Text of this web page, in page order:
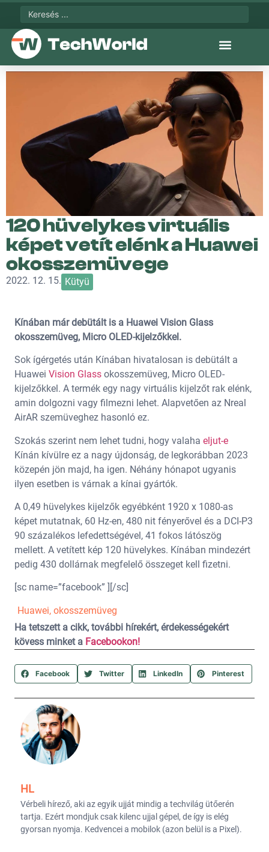
120 hüvelykes virtuális
képet vetít elénk a Huawei
okosszemüvege
2022. 12. 15. Kütyü
Kínában már debütált is a Huawei Vision Glass
okosszemüveg, Micro OLED-kijelzőkkel.
Sok ígérgetés után Kínában hivatalosan is debütált a
Huawei Vision Glass okosszemüveg, Micro OLED-
kijelzőkkel. A termék egy nagy virtuális kijelzőt rak elénk,
amin dolgozni vagy filmezni lehet. Alapvetően az Nreal
AirAR szemüveghez hasonló ez.
Szokás szerint nem lehet tudni, hogy valaha eljut-e
Kínán kívülre ez a nagy újdonság, de legkorábban 2023
közepén jön majd, ha igen. Néhány hónapot ugyanis
ilyen esetben is várnak a kínai gyártók.
A 0,49 hüvelykes kijelzők egyébként 1920 x 1080-as
képet mutatnak, 60 Hz-en, 480 nit fényerővel és a DCI-P3
90 százalékos lefedettségével, 41 fokos látószög
mellett. A vetített kép 120 hüvelykes. Kínában mindezért
pedig 430 dollárnak megfelelő összeget kell fizetni.
[sc name=”facebook” ][/sc]
Huawei, okosszemüveg
Ha tetszett a cikk, további hírekért, érdekességekért
kövess minket a Facebookon!
Facebook Twitter LinkedIn Pinterest
HL
Vérbeli hírező, aki az egyik ujját mindig a techvilág ütőerén
tartja. Ezért mondjuk csak kilenc ujjal gépel, de így is elég
gyorsan nyomja. Kedvencei a mobilok (azon belül is a Pixel).